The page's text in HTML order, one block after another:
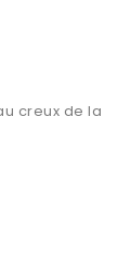
creux de la